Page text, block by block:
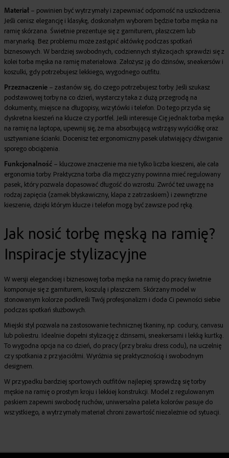
Materiał – powinien być wytrzymały i zapewniać odporność na uszkodzenia.
Jeśli cenisz elegancję i klasykę, doskonałym wyborem będzietorba męska na
ramię skórzana. Świetnie prezentuje się z garniturem, płaszczem lub
marynarką. Bez problemu może zastąpić aktówkę podczas spotkań
biznesowych. W bardziej swobodnych, codziennych stylizacjach sprawdzi się z
kolei torba męska na ramię materiałowa. Założysz ją do dżinsów, sneakersów i
koszulki, gdy potrzebujesz lekkiego, wygodnego outfitu.
Przeznaczenie – zastanów się, do czego potrzebujesz torby. Jeśli szukasz
podstawowej torby na co dzień, wystarczy taka z dużą przegrodą na
dokumenty, miejsce na długopisy, wizytówki i telefon. Do tego przyda się
dyskretna kieszeń na klucze czy portfel. Jeśli interesuje Cię jednaktorba męska
na ramię na laptopa, upewnij się, że ma absorbującą wstrząsy wyściółkę oraz
usztywniane ścianki. Docenisz też ergonomiczny pasek ułatwiający dźwiganie
sporego obciążenia.
Funkcjonalność – kluczowe znaczenie ma nie tylko liczba kieszeni, ale cała
ergonomia torby. Praktyczna torba dla mężczyznypowinna mieć regulowany
pasek, który pozwala dopasować długość do wzrostu. Zwróć też uwagę na
rodzaj zapięcia (zamek błyskawiczny, klapa z zatrzaskiem) i zewnętrzne
kieszenie, dzięki którym klucze i telefon mogą być zawsze pod ręką.
Jak nosić torbę męską na ramię?
Inspiracje stylizacyjne
W wersji eleganckiej i biznesowej torba męska na ramię do pracyświetnie
komponuje się z garniturem, koszulą i płaszczem. Skórzany model w
stonowanym kolorze podkreśli Twój profesjonalizm i doda Ci pewności siebie
podczas spotkań służbowych.
Miejski styl pozwala na zastosowanie technicznej tkaniny, np. codury, canvasu
lub poliestru. Idealnie dopełni stylizację z dżinsami, sneakersami i lekką kurtką.
To wygodna opcja na co dzień, do pracy (przy braku dress codu), na uczelnię
czy spotkania z przyjaciółmi. Wyróżnia się praktycznością i swobodnym
designem.
W przypadku bardziej sportowych outfitów najlepiej sprawdzą siętorby
męskie na ramię o prostym kroju i lekkiej konstrukcji. Model z regulowanym
paskiem zapewni swobodę ruchów, uniwersalna paleta kolorów pasuje do
wszystkiego, a wytrzymały materiał chroni zawartość niezależnie od sytuacji.